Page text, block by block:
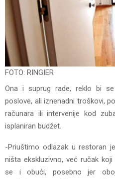
FOTO: RINGIER
Ona i suprug rade, reklo bi
poslove, ali iznenadni troškovi,
računara ili intervenije kod
isplaniran budžet.
-Priuštimo odlazak u restoran
ništa ekskluzivno, već ručak
se i obući, posebno jer